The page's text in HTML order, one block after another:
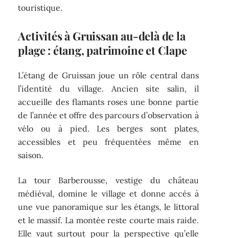
touristique.
Activités à Gruissan au-delà de la
plage : étang, patrimoine et Clape
L’étang de Gruissan joue un rôle central dans
l’identité du village. Ancien site salin, il
accueille des flamants roses une bonne partie
de l’année et offre des parcours d’observation à
vélo ou à pied. Les berges sont plates,
accessibles et peu fréquentées même en
saison.
La tour Barberousse, vestige du château
médiéval, domine le village et donne accès à
une vue panoramique sur les étangs, le littoral
et le massif. La montée reste courte mais raide.
Elle vaut surtout pour la perspective qu’elle